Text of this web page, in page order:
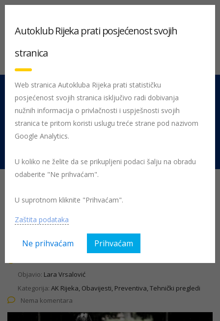
051 212 442 Centrala
Pon - Pet 08:00 - 16:00
Rujevica 9/1, 51000 Rijeka
Dani tehničke ispravnosti motocikala
2019.
Objavio: Lara Vrsalović
Kategorija: AK Rijeka, Obavijesti, Preventiva, Tehnički pregledi
Nema komentara
Autoklub Rijeka prati posjećenost svojih
stranica
Web stranica Autokluba Rijeka prati statističku
posjećenost svojih stranica isključivo radi dobivanja
nužnih informacija o privlačnosti i uspješnosti svojih
stranica te pritom koristi uslugu treće strane pod nazivom
Google Analytics.
U koliko ne želite da se prikupljeni podaci šalju na obradu
odaberite "Ne prihvaćam".
U suprotnom kliknite "Prihvaćam".
Zaštita podataka
Ne prihvaćam Prihvaćam